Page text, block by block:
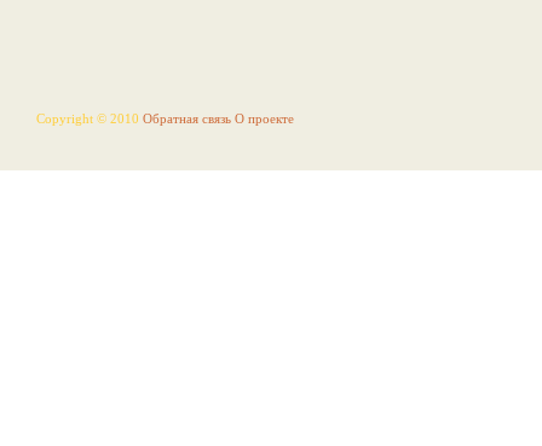
Copyright © 2010 Обратная связь О проекте